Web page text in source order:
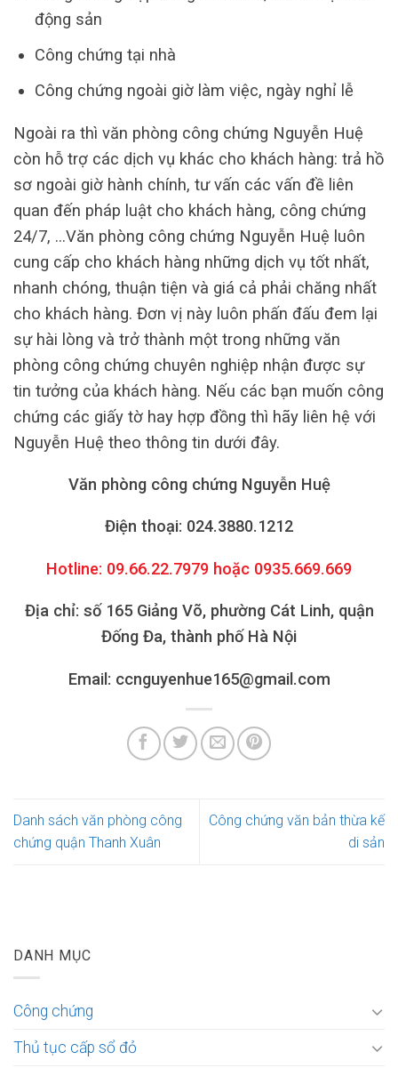
động sản
Công chứng tại nhà
Công chứng ngoài giờ làm việc, ngày nghỉ lễ
Ngoài ra thì văn phòng công chứng Nguyễn Huệ
còn hỗ trợ các dịch vụ khác cho khách hàng: trả hồ
sơ ngoài giờ hành chính, tư vấn các vấn đề liên
quan đến pháp luật cho khách hàng, công chứng
24/7, …Văn phòng công chứng Nguyễn Huệ luôn
cung cấp cho khách hàng những dịch vụ tốt nhất,
nhanh chóng, thuận tiện và giá cả phải chăng nhất
cho khách hàng. Đơn vị này luôn phấn đấu đem lại
sự hài lòng và trở thành một trong những văn
phòng công chứng chuyên nghiệp nhận được sự
tin tưởng của khách hàng. Nếu các bạn muốn công
chứng các giấy tờ hay hợp đồng thì hãy liên hệ với
Nguyễn Huệ theo thông tin dưới đây.
Văn phòng công chứng Nguyễn Huệ
Điện thoại: 024.3880.1212
Hotline: 09.66.22.7979 hoặc 0935.669.669
Địa chỉ: số 165 Giảng Võ, phường Cát Linh, quận
Đống Đa, thành phố Hà Nội
Email: ccnguyenhue165@gmail.com
Danh sách văn phòng công
chứng quận Thanh Xuân
Công chứng văn bản thừa kế
di sản
DANH MỤC
Công chứng
Thủ tục cấp sổ đỏ